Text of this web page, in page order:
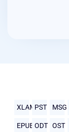
XLAMPST MSG
EPUB ODT OST